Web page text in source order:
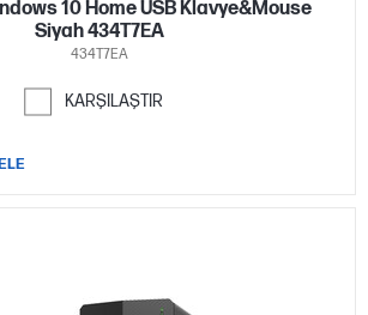
10 Home USB Klavye&Mouse
Siyah 434T7EA
434T7EA
KARŞILAŞTIR